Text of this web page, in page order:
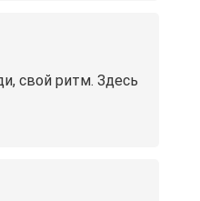
свой ритм. Здесь